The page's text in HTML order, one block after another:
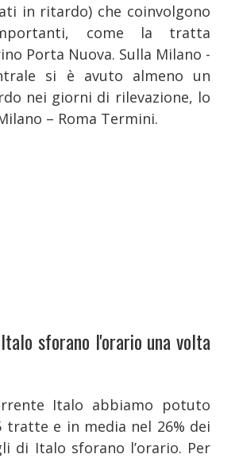
in ritardo) che coinvolgono
come la tratta
Porta Nuova. Sulla Milano -
si è avuto almeno un
nei giorni di rilevazione, lo
– Roma Termini.
sforano l'orario una volta
Italo abbiamo potuto
tratte e in media nel 26% dei
di Italo sforano l’orario. Per